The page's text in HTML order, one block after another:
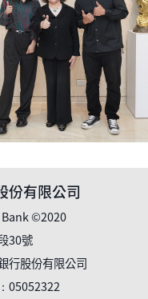
份有限公司
©2020
30號
行股份有限公司
05052322